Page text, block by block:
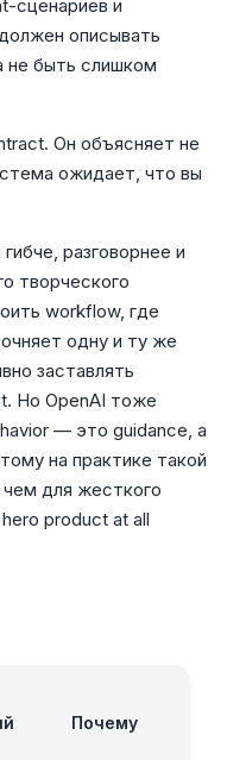
сценариев и
описывать
быть слишком
Он объясняет не
ожидает, что вы
разговорнее и
творческого
workflow, где
одну и ту же
заставлять
Но OpenAI тоже
— это guidance, а
на практике такой
для жесткого
product at all
Почему